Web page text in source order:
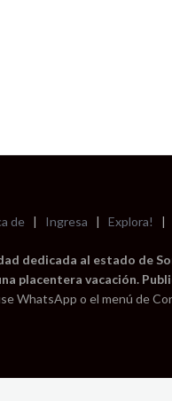
de | Ingresa | Explora! |
dedicada al estado de
placentera vacación.
WhatsApp o el menú de